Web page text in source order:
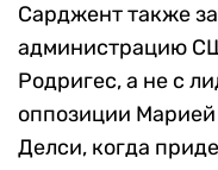
Сарджент также
администрацию
Родригес, а не с
оппозиции
Делси, когда